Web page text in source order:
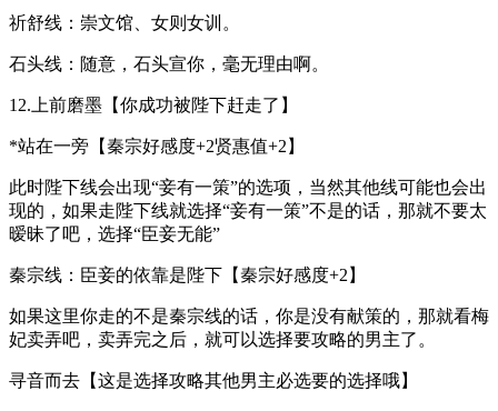
祈舒线：崇文馆、女则女训。
石头线：随意，石头宣你，毫无理由啊。
12.上前磨墨【你成功被陛下赶走了】
*站在一旁【秦宗好感度+2贤惠值+2】
此时陛下线会出现“妾有一策”的选项，当然其他线可能也会出
现的，如果走陛下线就选择“妾有一策”不是的话，那就不要太
暧昧了吧，选择“臣妾无能”
秦宗线：臣妾的依靠是陛下【秦宗好感度+2】
如果这里你走的不是秦宗线的话，你是没有献策的，那就看梅
妃卖弄吧，卖弄完之后，就可以选择要攻略的男主了。
寻音而去【这是选择攻略其他男主必选要的选择哦】